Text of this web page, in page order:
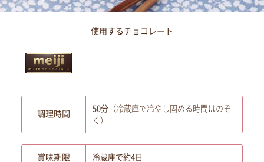
使用するチョコレート
調理時間
50分 （冷蔵庫で冷やし固める時間はのぞ
く）
賞味期限 冷蔵庫で約4日